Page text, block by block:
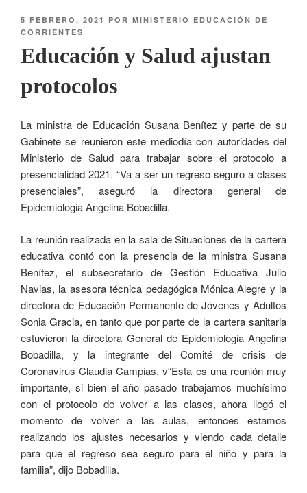
5 FEBRERO, 2021 POR MINISTERIO EDUCACIÓN DE
CORRIENTES
Educación y Salud ajustan
protocolos
La ministra de Educación Susana Benítez y parte de su
Gabinete se reunieron este mediodía con autoridades del
Ministerio de Salud para trabajar sobre el protocolo a
presencialidad 2021. “Va a ser un regreso seguro a clases
presenciales”, aseguró la directora general de
Epidemiologia Angelina Bobadilla.
La reunión realizada en la sala de Situaciones de la cartera
educativa contó con la presencia de la ministra Susana
Benítez, el subsecretario de Gestión Educativa Julio
Navias, la asesora técnica pedagógica Mónica Alegre y la
directora de Educación Permanente de Jóvenes y Adultos
Sonia Gracia, en tanto que por parte de la cartera sanitaria
estuvieron la directora General de Epidemiologia Angelina
Bobadilla, y la integrante del Comité de crisis de
Coronavirus Claudia Campias. v“Esta es una reunión muy
importante, si bien el año pasado trabajamos muchísimo
con el protocolo de volver a las clases, ahora llegó el
momento de volver a las aulas, entonces estamos
realizando los ajustes necesarios y viendo cada detalle
para que el regreso sea seguro para el niño y para la
familia”, dijo Bobadilla.